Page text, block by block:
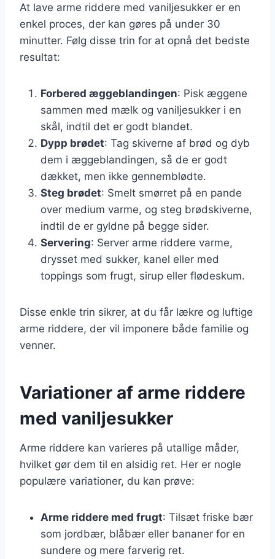
At lave arme riddere med vaniljesukker er en
enkel proces, der kan gøres på under 30
minutter. Følg disse trin for at opnå det bedste
resultat:
Forbered æggeblandingen: Pisk æggene
sammen med mælk og vaniljesukker i en
skål, indtil det er godt blandet.
Dypp brødet: Tag skiverne af brød og dyb
dem i æggeblandingen, så de er godt
dækket, men ikke gennemblødte.
Steg brødet: Smelt smørret på en pande
over medium varme, og steg brødskiverne,
indtil de er gyldne på begge sider.
Servering: Server arme riddere varme,
drysset med sukker, kanel eller med
toppings som frugt, sirup eller flødeskum.
Disse enkle trin sikrer, at du får lækre og luftige
arme riddere, der vil imponere både familie og
venner.
Variationer af arme riddere
med vaniljesukker
Arme riddere kan varieres på utallige måder,
hvilket gør dem til en alsidig ret. Her er nogle
populære variationer, du kan prøve:
Arme riddere med frugt: Tilsæt friske bær
som jordbær, blåbær eller bananer for en
sundere og mere farverig ret.